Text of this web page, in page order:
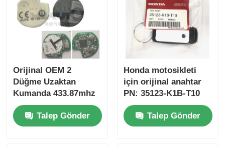
Orijinal OEM 2
Düğme Uzaktan
Kumanda 433.87mhz
Su-zuki Jim-ny için
FSK 2005-2017 Çipsiz
37182-A7 Toptan satış
Talep Gönder
Honda motosikleti
için orijinal anahtar
PN: 35123-K1B-T10
üç düğmeli
FSK433.92MHz ID47
çipli uzaktan
Talep Gönder